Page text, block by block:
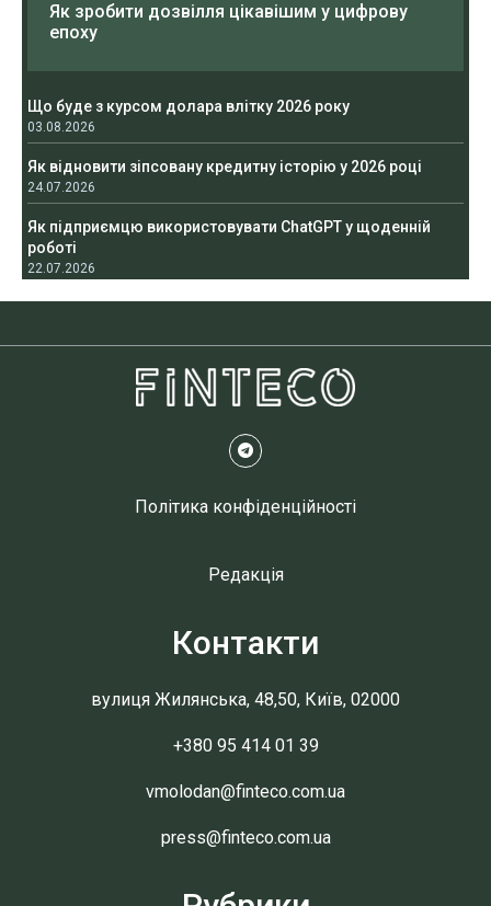
Як зробити дозвілля цікавішим у цифрову
епоху
Що буде з курсом долара влітку 2026 року
03.08.2026
Як відновити зіпсовану кредитну історію у 2026 році
24.07.2026
Як підприємцю використовувати ChatGPT у щоденній
роботі
22.07.2026
Політика конфіденційності
Редакція
Контакти
вулиця Жилянська, 48,50, Київ, 02000
+380 95 414 01 39
vmolodan@finteco.com.ua
press@finteco.com.ua